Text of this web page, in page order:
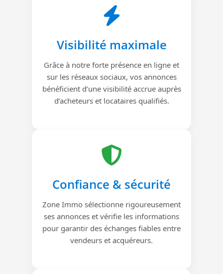
Visibilité maximale
Grâce à notre forte présence en ligne et
sur les réseaux sociaux, vos annonces
bénéficient d’une visibilité accrue auprès
d’acheteurs et locataires qualifiés.
Confiance & sécurité
Zone Immo sélectionne rigoureusement
ses annonces et vérifie les informations
pour garantir des échanges fiables entre
vendeurs et acquéreurs.